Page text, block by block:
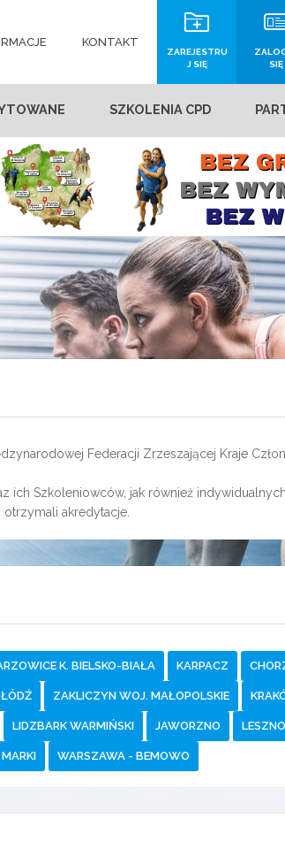
KONTAKT
SIĘ
ZAREJESTRU
J SIĘ
SZKOLENIA CPD
Federacji Zrzeszającej Kraje
ich Szkoleniowców, jak również
otrzymali akredytacje.
K. BIELSKO-BIAŁA KARPACZ
ŁÓDŹ ZAKLICZYN WOJ. MAŁOPOLSKIE
LIDZBARK WARMIŃSKI JAWORZNO LESZNO
WARSZAWA - BEMOWO